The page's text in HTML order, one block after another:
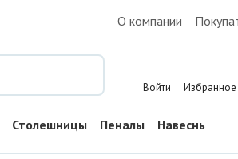
О компании
Войти
Избранное
Столешницы Пеналы Навесные